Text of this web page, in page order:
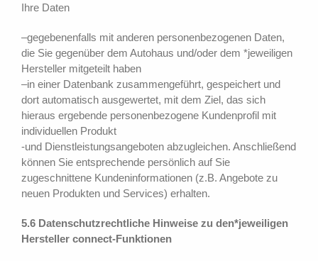
Ihre Daten
–gegebenenfalls mit anderen personenbezogenen Daten,
die Sie gegenüber dem Autohaus und/oder dem *jeweiligen
Hersteller mitgeteilt haben
–in einer Datenbank zusammengeführt, gespeichert und
dort automatisch ausgewertet, mit dem Ziel, das sich
hieraus ergebende personenbezogene Kundenprofil mit
individuellen Produkt
-und Dienstleistungsangeboten abzugleichen. Anschließend
können Sie entsprechende persönlich auf Sie
zugeschnittene Kundeninformationen (z.B. Angebote zu
neuen Produkten und Services) erhalten.
5.6 Datenschutzrechtliche Hinweise zu den*jeweiligen
Hersteller connect-Funktionen